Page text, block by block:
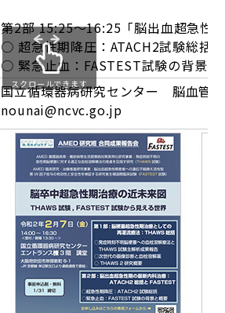
第2部 15:25～16:25「脳出血超急性
○ 超急性期降圧：ATACH2試験総括
○ 緊急止血：FASTEST試験の背景と
国立循環器病研究センター 脳血管
nounai@ncvc.go.jp
スクロールできます